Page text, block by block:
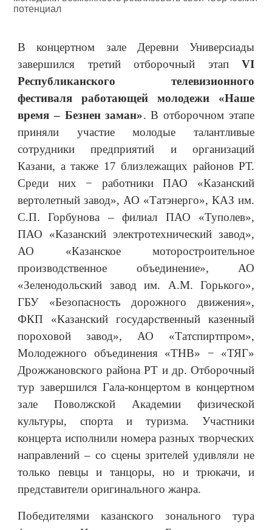
В концертном зале Деревни Универсиады
завершился третий отборочный этап VI
Республиканского телевизионного
фестиваля работающей молодежи «Наше
время – Безнен заман». В отборочном этапе
приняли участие молодые талантливые
сотрудники предприятий и организаций
Казани, а также 17 близлежащих районов РТ.
Среди них − работники ПАО «Казанский
вертолетный завод», АО «Татэнерго», КАЗ им.
С.П. Горбунова – филиал ПАО «Туполев»,
ПАО «Казанский электротехнический завод»,
АО «Казанское моторостроительное
производственное объединение», АО
«Зеленодольский завод им. А.М. Горького»,
ГБУ «Безопасность дорожного движения»,
ФКП «Казанский государственный казенный
пороховой завод», АО «Татспиртпром»,
Молодежного объединения «ТНВ» − «ТЯГ»
Дрожжановского района РТ и др. Отборочный
тур завершился Гала-концертом в концертном
зале Поволжской Академии физической
культуры, спорта и туризма. Участники
концерта исполнили номера разных творческих
направлений – со сцены зрителей удивляли не
только певцы и танцоры, но и трюкачи, и
представители оригинального жанра.
Победителями казанского зонального тура